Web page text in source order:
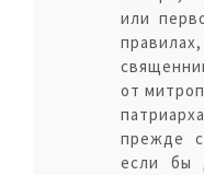
или
от
прежде
если бы